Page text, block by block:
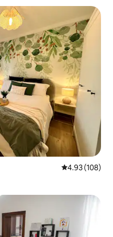
Calificación
4.93 (108)